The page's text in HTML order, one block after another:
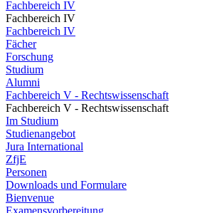
Fachbereich IV
Fachbereich IV
Fachbereich IV
Fächer
Forschung
Studium
Alumni
Fachbereich V - Rechtswissenschaft
Fachbereich V - Rechtswissenschaft
Im Studium
Studienangebot
Jura International
ZfjE
Personen
Downloads und Formulare
Bienvenue
Examensvorbereitung